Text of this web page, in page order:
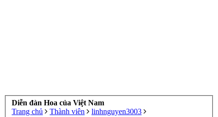
Diễn đàn Hoa của Việt Nam
Trang chủ
Thành viên linhnguyen3003